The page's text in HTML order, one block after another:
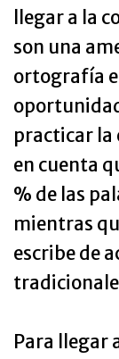
llegar a la
son una
ortografía
practicar la
en cuenta
% de las
mientras
escribe de
Para llegar